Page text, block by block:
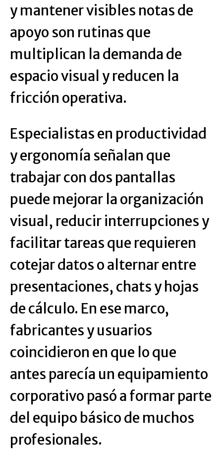
y mantener visibles notas de
apoyo son rutinas que
multiplican la demanda de
espacio visual y reducen la
fricción operativa.
Especialistas en productividad
y ergonomía señalan que
trabajar con dos pantallas
puede mejorar la organización
visual, reducir interrupciones y
facilitar tareas que requieren
cotejar datos o alternar entre
presentaciones, chats y hojas
de cálculo. En ese marco,
fabricantes y usuarios
coincidieron en que lo que
antes parecía un equipamiento
corporativo pasó a formar parte
del equipo básico de muchos
profesionales.